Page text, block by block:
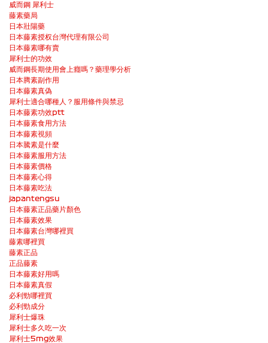
威而鋼 犀利士
藤素藥局
日本壯陽藥
日本藤素授权台灣代理有限公司
日本藤素哪有賣
犀利士的功效
威而鋼長期使用會上癮嗎？藥理學分析
日本腾素副作用
日本藤素真偽
犀利士適合哪種人？服用條件與禁忌
日本藤素功效ptt
日本藤素食用方法
日本藤素視頻
日本騰素是什麼
日本藤素服用方法
日本藤素價格
日本藤素心得
日本藤素吃法
japantengsu
日本藤素正品藥片顏色
日本藤素效果
日本藤素台灣哪裡買
藤素哪裡買
藤素正品
正品藤素
日本藤素好用嗎
日本藤素真假
必利勁哪裡買
必利勁成分
犀利士爆珠
犀利士多久吃一次
犀利士5mg效果